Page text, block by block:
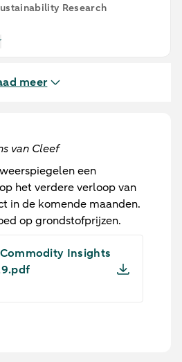
Research
meer
van Cleef
een
het verdere verloop van
in de komende maanden.
op grondstofprijzen.
Insights